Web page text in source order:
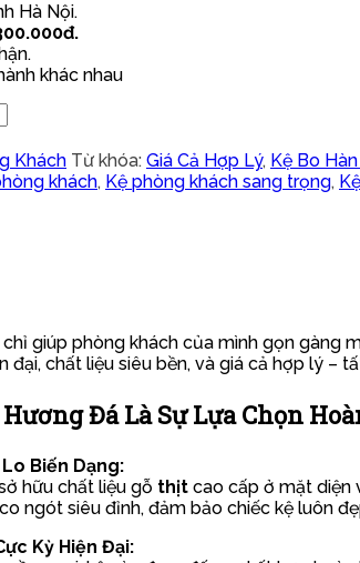
Hà Nội.
khác nhau
Khách Từ khóa: Giá Cả Hợp Lý, Kệ Bo
khách, Kệ phòng khách sang trọng,
giúp phòng khách của mình gọn gàng
đại, chất liệu siêu bền, và giá cả hợp lý –
Đá Là Sự Lựa Chọn
Biến Dạng:
hữu chất liệu gỗ thịt cao cấp ở mặt diện
ngót siêu đỉnh, đảm bảo chiếc kệ luôn
Kỳ Hiện Đại: